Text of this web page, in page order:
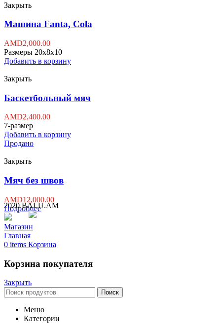
Закрыть
Машина Fanta, Cola
AMD2,000.00
Размеры 20x8x10
Добавить в корзину
Закрыть
Баскетбольный мяч
AMD2,400.00
7-размер
Добавить в корзину
Продано
Закрыть
Мяч без швов
AMD12,000.00
Подробнее
2020 BALU.AM
Магазин
Главная
0 items Корзина
Корзина покупателя
Закрыть
Поиск
Меню
Категории